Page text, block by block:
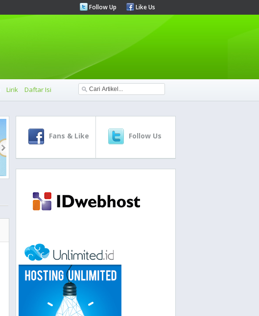
Follow Up Like Us
Lirik Daftar Isi
Fans & Like Follow Us